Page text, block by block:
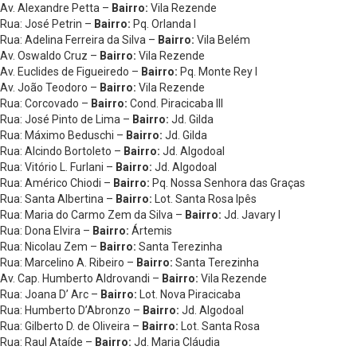
Av. Alexandre Petta – Bairro: Vila Rezende
Rua: José Petrin – Bairro: Pq. Orlanda I
Rua: Adelina Ferreira da Silva – Bairro: Vila Belém
Av. Oswaldo Cruz – Bairro: Vila Rezende
Av. Euclides de Figueiredo – Bairro: Pq. Monte Rey I
Av. João Teodoro – Bairro: Vila Rezende
Rua: Corcovado – Bairro: Cond. Piracicaba III
Rua: José Pinto de Lima – Bairro: Jd. Gilda
Rua: Máximo Beduschi – Bairro: Jd. Gilda
Rua: Alcindo Bortoleto – Bairro: Jd. Algodoal
Rua: Vitório L. Furlani – Bairro: Jd. Algodoal
Rua: Américo Chiodi – Bairro: Pq. Nossa Senhora das Graças
Rua: Santa Albertina – Bairro: Lot. Santa Rosa Ipês
Rua: Maria do Carmo Zem da Silva – Bairro: Jd. Javary I
Rua: Dona Elvira – Bairro: Ártemis
Rua: Nicolau Zem – Bairro: Santa Terezinha
Rua: Marcelino A. Ribeiro – Bairro: Santa Terezinha
Av. Cap. Humberto Aldrovandi – Bairro: Vila Rezende
Rua: Joana D’ Arc – Bairro: Lot. Nova Piracicaba
Rua: Humberto D’Abronzo – Bairro: Jd. Algodoal
Rua: Gilberto D. de Oliveira – Bairro: Lot. Santa Rosa
Rua: Raul Ataíde – Bairro: Jd. Maria Cláudia